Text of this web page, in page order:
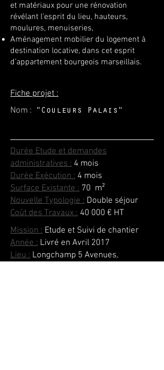
et matériaux pour une rénovation
révélant l’esprit du lieu, hauteurs,
moulures, menuiseries,
Aménagement mobilier du logement à
destination locative, dans cet esprit
d’appartement bourgeois marseillais.
Fiche projet :
Nom :
"Couleurs Palais"
Durée Etude et demandes
administratives : 4 mois
Durée Exécution : 4 mois
Surface Existante : 70 m²
Nouvelle Typologie : Double séjour
Coût des Travaux : 40 000 € HT
Mission : Etude et Suivi de chantier
Année : Livré en Avril 2017
Lieu : Longchamp 5 Avenues,